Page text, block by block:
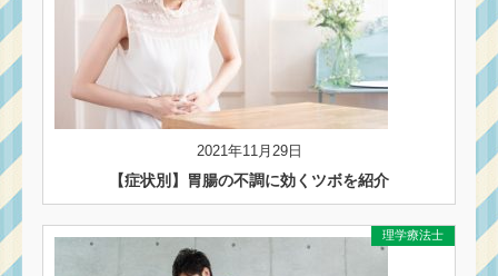
2021年11月29日
【症状別】胃腸の不調に効くツボを紹介
理学療法士